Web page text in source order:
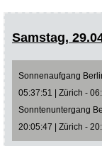
Samstag,
Sonnenaufgang
05:37:51 | Zürich -
Sonntenuntergang
20:05:47 | Zürich -